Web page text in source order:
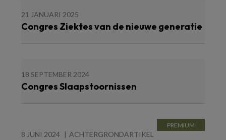
21 JANUARI 2025
Congres Ziektes van de nieuwe generatie
18 SEPTEMBER 2024
Congres Slaapstoornissen
8 JUNI 2024 ACHTERGRONDARTIKEL